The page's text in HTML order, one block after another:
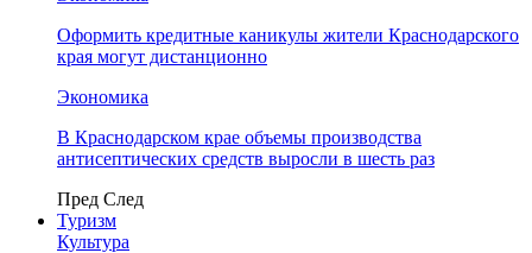
Оформить кредитные каникулы жители Краснодарского
края могут дистанционно
Экономика
В Краснодарском крае объемы производства
антисептических средств выросли в шесть раз
Пред След
Туризм
Культура